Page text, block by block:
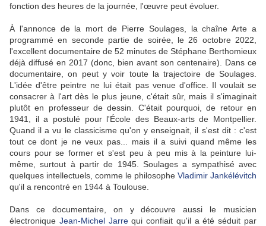
fonction des heures de la journée, l'œuvre peut évoluer.
À l'annonce de la mort de Pierre Soulages, la chaîne Arte a
programmé en seconde partie de soirée, le 26 octobre 2022,
l'excellent documentaire de 52 minutes de Stéphane Berthomieux
déjà diffusé en 2017 (donc, bien avant son centenaire). Dans ce
documentaire, on peut y voir toute la trajectoire de Soulages.
L'idée d'être peintre ne lui était pas venue d'office. Il voulait se
consacrer à l'art dès le plus jeune, c'était sûr, mais il s'imaginait
plutôt en professeur de dessin. C'était pourquoi, de retour en
1941, il a postulé pour l'École des Beaux-arts de Montpellier.
Quand il a vu le classicisme qu'on y enseignait, il s'est dit : c'est
tout ce dont je ne veux pas... mais il a suivi quand même les
cours pour se former et s'est peu à peu mis à la peinture lui-
même, surtout à partir de 1945. Soulages a sympathisé avec
quelques intellectuels, comme le philosophe Vladimir Jankélévitch
qu'il a rencontré en 1944 à Toulouse.
Dans ce documentaire, on y découvre aussi le musicien
électronique Jean-Michel Jarrequi confiait qu'il a été séduit par